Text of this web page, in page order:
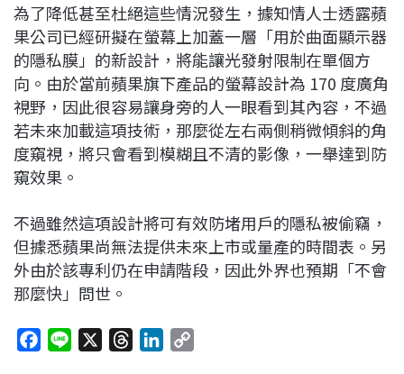
為了降低甚至杜絕這些情況發生，據知情人士透露蘋
果公司已經研擬在螢幕上加蓋一層「用於曲面顯示器
的隱私膜」的新設計，將能讓光發射限制在單個方
向。由於當前蘋果旗下產品的螢幕設計為 170 度廣角
視野，因此很容易讓身旁的人一眼看到其內容，不過
若未來加載這項技術，那麼從左右兩側稍微傾斜的角
度窺視，將只會看到模糊且不清的影像，一舉達到防
窺效果。
不過雖然這項設計將可有效防堵用戶的隱私被偷竊，
但據悉蘋果尚無法提供未來上市或量產的時間表。另
外由於該專利仍在申請階段，因此外界也預期「不會
那麼快」問世。